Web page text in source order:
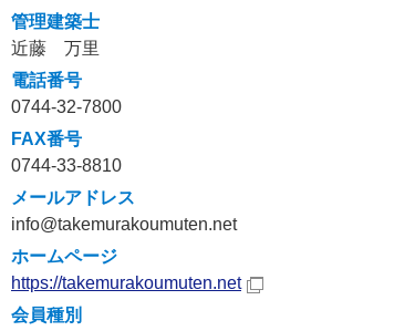
管理建築士
近藤 万里
電話番号
0744-32-7800
FAX番号
0744-33-8810
メールアドレス
info@takemurakoumuten.net
ホームページ
https://takemurakoumuten.net
会員種別